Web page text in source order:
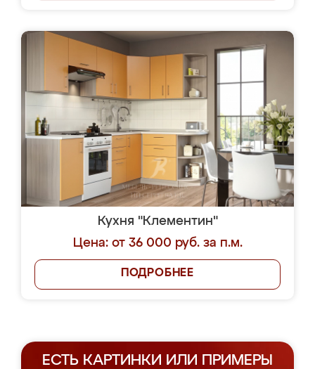
Кухня "Клементин"
Цена: от 36 000 руб. за п.м.
ПОДРОБНЕЕ
ЕСТЬ КАРТИНКИ ИЛИ ПРИМЕРЫ